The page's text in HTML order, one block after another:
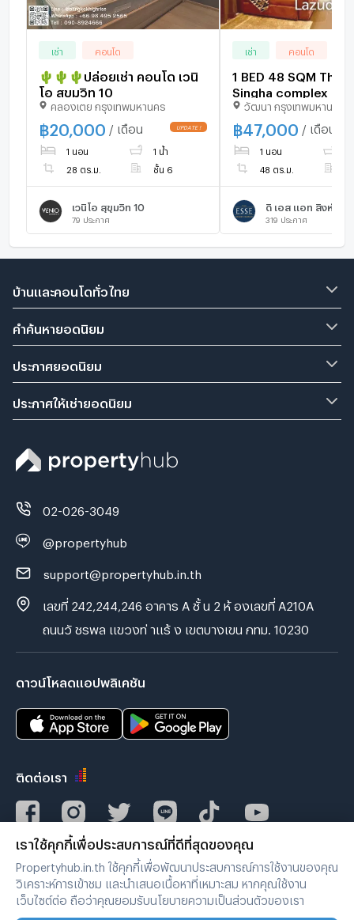
เช่า คอนโด
🌵🌵🌵ปล่อยเช่า คอนโด เวนิ
โอ สุขุมวิท 10
คลองเตย กรุงเทพมหานคร
฿20,000 / เดือน UPDATE !
1 นอน 1 น้ำ
28 ตร.ม. ชั้น 6
เวนิโอ สุขุมวิท 10
79 ประกาศ
เช่า คอนโด
1 BED 48 SQM The
Singha complex for
วัฒนา กรุงเทพมหานคร
฿ 47,000 / เดือน
1 นอน
48 ตร.ม.
ดิ เอส แอท สิงห์ คอ
319 ประกาศ
บ้านและคอนโดทั่วไทย
คำค้นหายอดนิยม
ประกาศยอดนิยม
ประกาศให้เช่ายอดนิยม
02-026-3049
@propertyhub
support@propertyhub.in.th
เลขที่ 242,244,246 อาคาร A ชั้ น 2 ห้ องเลขที่ A210A
ถนนวั ชรพล แขวงท่ าแร้ ง เขตบางเขน กทม. 10230
ดาวน์โหลดแอปพลิเคชัน
ติดต่อเรา
เราใช้คุกกี้เพื่อประสบการณ์ที่ดีที่สุดของคุณ
Propertyhub.in.th ใช้คุกกี้เพื่อพัฒนาประสบการณ์การใช้งานของคุณ
วิเคราะห์การเข้าชม และนำเสนอเนื้อหาที่เหมาะสม หากคุณใช้งาน
เว็บไซต์ต่อ ถือว่าคุณยอมรับนโยบายความเป็นส่วนตัวของเรา